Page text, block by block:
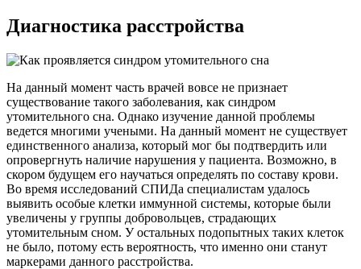
Диагностика расстройства
На данный момент часть врачей вовсе не признает
существование такого заболевания, как синдром
утомительного сна. Однако изучение данной проблемы
ведется многими учеными. На данный момент не существует
единственного анализа, который мог бы подтвердить или
опровергнуть наличие нарушения у пациента. Возможно, в
скором будущем его научаться определять по составу крови.
Во время исследований СПИДа специалистам удалось
выявить особые клетки иммунной системы, которые были
увеличены у группы добровольцев, страдающих
утомительным сном. У остальных подопытных таких клеток
не было, потому есть вероятность, что именно они станут
маркерами данного расстройства.